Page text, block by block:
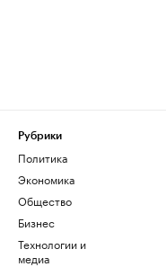
Рубрики
Политика
Экономика
Общество
Бизнес
Технологии и
медиа